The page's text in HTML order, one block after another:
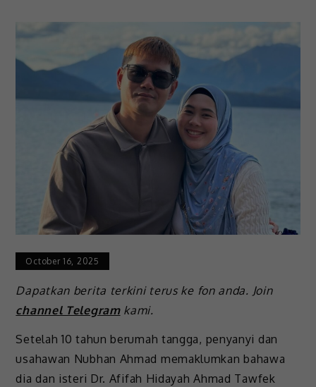
October 16, 2025
Dapatkan berita terkini terus ke fon anda. Join
channel Telegramkami.
Setelah 10 tahun berumah tangga, penyanyi dan
usahawan Nubhan Ahmad memaklumkan bahawa
dia dan isteri Dr. Afifah Hidayah Ahmad Tawfek